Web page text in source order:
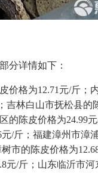
分详情如下：
价格为12.71元/斤；
吉林白山市抚松县的
的陈皮价格为24.99
/斤；福建漳州市漳
市的陈皮价格为
元/斤；山东临沂市